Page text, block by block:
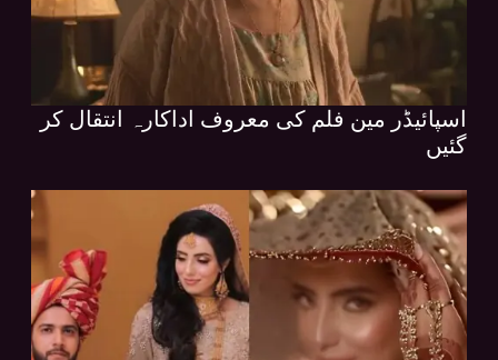
اسپائیڈر مین فلم کی معروف اداکارہ انتقال کر
گئیں